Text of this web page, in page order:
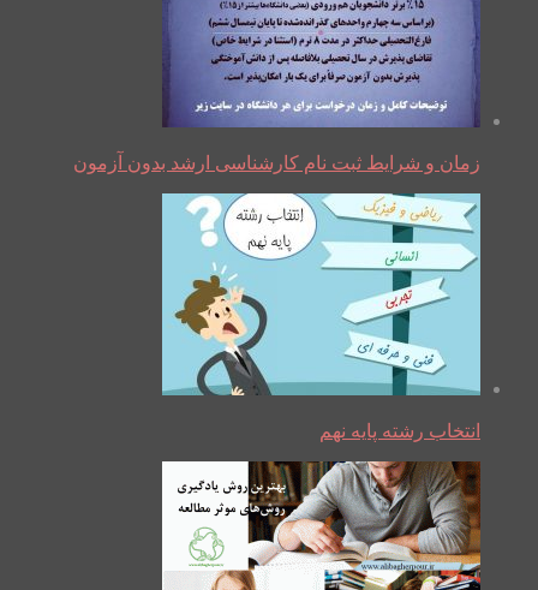
زمان و شرایط ثبت نام کارشناسی ارشد بدون آزمون
انتخاب رشته پایه نهم